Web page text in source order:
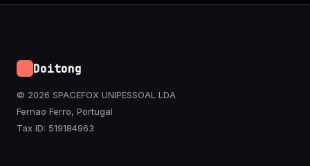
Doitong
© 2026 SPACEFOX UNIPESSOAL LDA
Fernao Ferro, Portugal
Tax ID: 519184963